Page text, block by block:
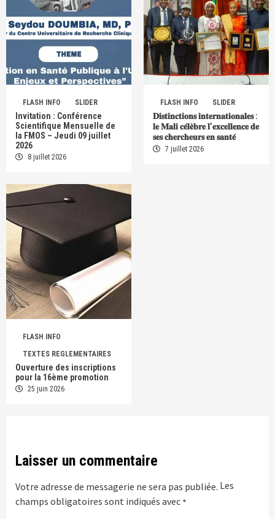
FLASH INFO SLIDER
Invitation : Conférence
Scientifique Mensuelle de
la FMOS – Jeudi 09 juillet
2026
8 juillet 2026
FLASH INFO SLIDER
𝐃𝐢𝐬𝐭𝐢𝐧𝐜𝐭𝐢𝐨𝐧𝐬 𝐢𝐧𝐭𝐞𝐫𝐧𝐚𝐭𝐢𝐨𝐧𝐚𝐥𝐞𝐬 :
𝐥𝐞 𝐌𝐚𝐥𝐢 𝐜𝐞́𝐥𝐞̀𝐛𝐫𝐞 𝐥’𝐞𝐱𝐜𝐞𝐥𝐥𝐞𝐧𝐜𝐞 𝐝𝐞
𝐬𝐞𝐬 𝐜𝐡𝐞𝐫𝐜𝐡𝐞𝐮𝐫𝐬 𝐞𝐧 𝐬𝐚𝐧𝐭𝐞́
7 juillet 2026
FLASH INFO
TEXTES REGLEMENTAIRES
Ouverture des inscriptions
pour la 16ème promotion
25 juin 2026
Laisser un commentaire
Votre adresse de messagerie ne sera pas publiée. Les
champs obligatoires sont indiqués avec *